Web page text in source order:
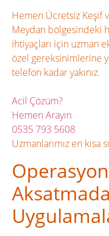
Hemen Ücretsiz Keşif
Meydan bölgesindeki
ihtiyaçları için uzman
özel gereksinimlerine
telefon kadar yakınız.
Acil Çözüm?
Hemen Arayın
0535 793 5608
Uzmanlarımız en